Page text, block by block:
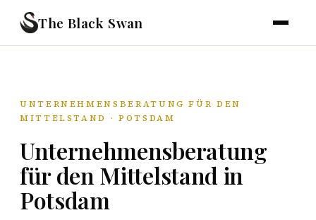
The Black Swan
UNTERNEHMENSBERATUNG FÜR DEN
MITTELSTAND · POTSDAM
Unternehmensberatung
für den Mittelstand in
Potsdam